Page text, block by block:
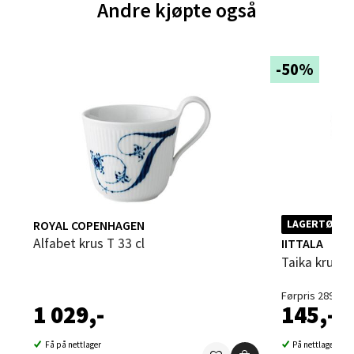
Andre kjøpte også
ROYAL COPENHAGEN
Alfabet krus T 33 cl
1 029,-
Få på nettlager
-50%
IITTALA
Taika krus
Førpris 289,-
145,-
På nettlager
0 i butikk
Bergen - Thon Senter Sartor
2 i butikk